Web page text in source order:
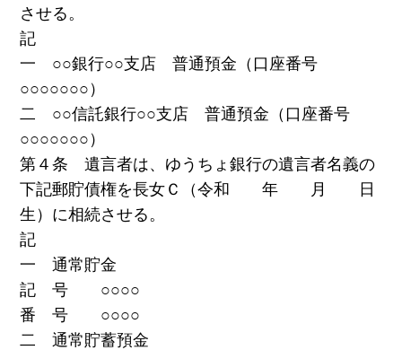
させる。
記
一 ○○銀行○○支店 普通預金（口座番号
○○○○○○○）
二 ○○信託銀行○○支店 普通預金（口座番号
○○○○○○○）
第４条 遺言者は、ゆうちょ銀行の遺言者名義の
下記郵貯債権を長女Ｃ（令和 年 月 日
生）に相続させる。
記
一 通常貯金
記 号 ○○○○
番 号 ○○○○
二 通常貯蓄預金